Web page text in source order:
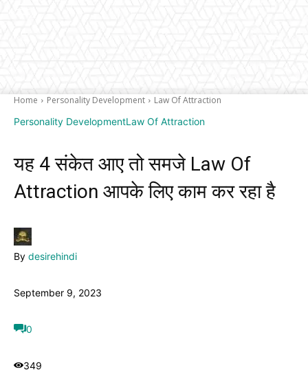
Home Personality Development
Law Of Attraction
Personality DevelopmentLaw Of Attraction
यह 4 संकेत आए तो समजे Law Of
Attraction आपके लिए काम कर रहा है
By desirehindi
September 9, 2023
0
349